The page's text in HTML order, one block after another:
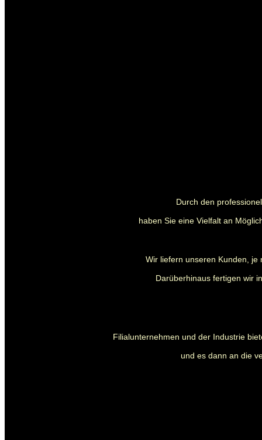
Durch den
haben Sie eine Vielfalt an
Wir liefern unseren Kunden, je
Darüberhinaus fertigen wir
Filialunternehmen und der Industrie
und es dann an die